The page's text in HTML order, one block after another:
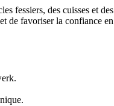
des cuisses et
de favoriser la confiance